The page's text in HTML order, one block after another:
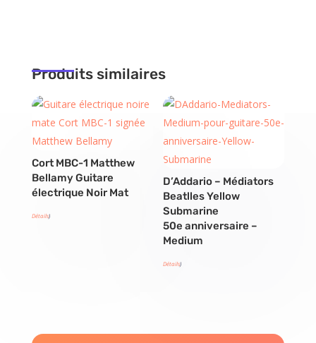
Produits similaires
Cort MBC-1 Matthew
Bellamy Guitare
électrique Noir Mat
Détails)
D’Addario – Médiators
Beatlles Yellow
Submarine
50e anniversaire –
Medium
Détails)